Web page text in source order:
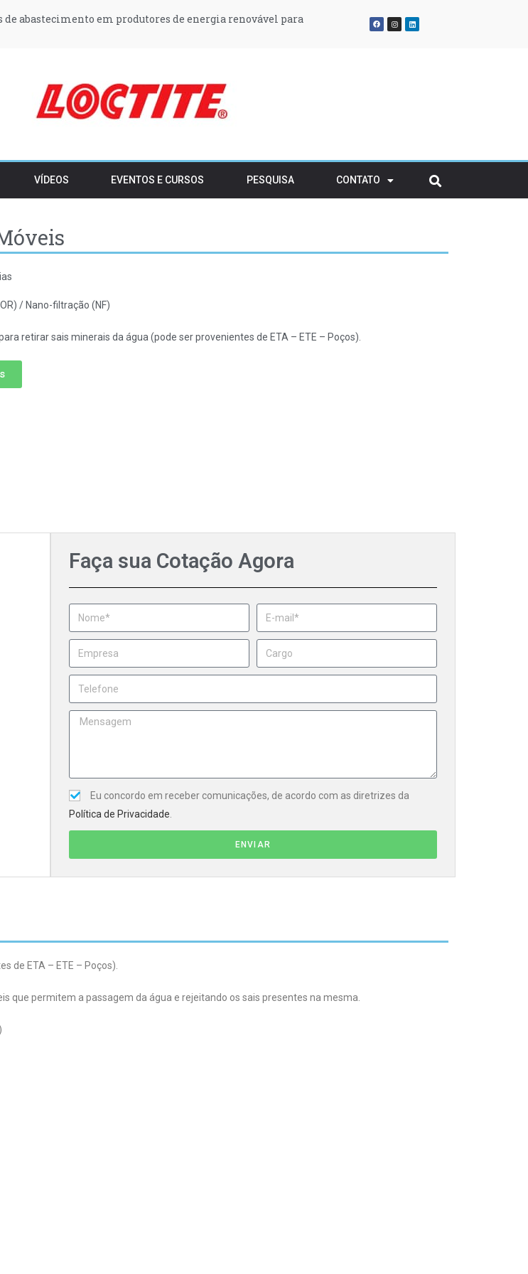
abastecimento em produtores de energia renovável para
do Tejo e condicionam construção e atividades em solo
de embalagens pré-SDR após o período transitório
deve crescer 15% este ano
a noite para recuperar nível de reservatório
ainda mais seguras
VÍDEOS EVENTOS E CURSOS PESQUISA CONTATO
/ Nano-filtração (NF)
retirar sais minerais da água (pode ser provenientes de ETA – ETE – Poços).
Faça sua Cotação Agora
Eu concordo em receber comunicações, de acordo com as diretrizes da
Política de Privacidade
ENVIAR
de ETA – ETE – Poços).
permitem a passagem da água e rejeitando os sais presentes na mesma.